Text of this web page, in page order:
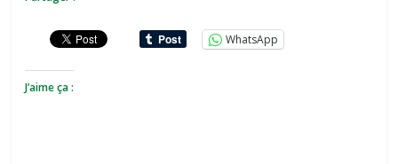
WhatsApp
J’aime ça :